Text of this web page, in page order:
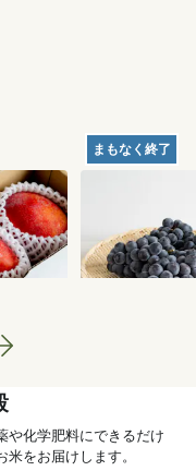
久米島
（特
5,180
まもなく終了
府のぶどう・
くろまる 2kg
相当）
送料込
や化学肥料にできるだけ
をお届けします。